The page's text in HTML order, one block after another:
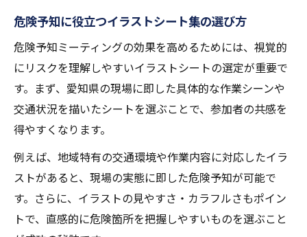
危険予知に役立つイラストシート集の選び方
危険予知ミーティングの効果を高めるためには、視覚的
にリスクを理解しやすいイラストシートの選定が重要で
す。まず、愛知県の現場に即した具体的な作業シーンや
交通状況を描いたシートを選ぶことで、参加者の共感を
得やすくなります。
例えば、地域特有の交通環境や作業内容に対応したイラ
ストがあると、現場の実態に即した危険予知が可能で
す。さらに、イラストの見やすさ・カラフルさもポイン
トで、直感的に危険箇所を把握しやすいものを選ぶこと